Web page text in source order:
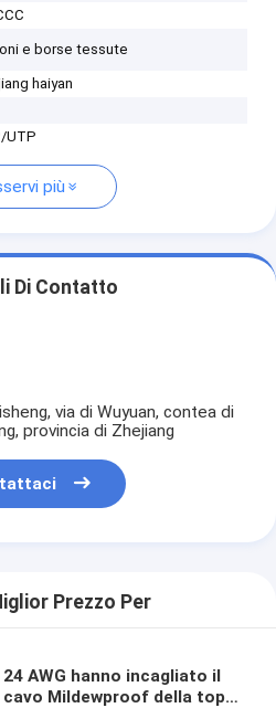
e borse tessute
haiyan
UTP
più
Di Contatto
via di Wuyuan, contea di
provincia di Zhejiang
Prezzo Per
24 AWG hanno incagliato il
cavo Mildewproof della toppa